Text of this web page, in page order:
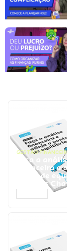
GESTÃO
Faça a
financeira e
ponto de
Prompts